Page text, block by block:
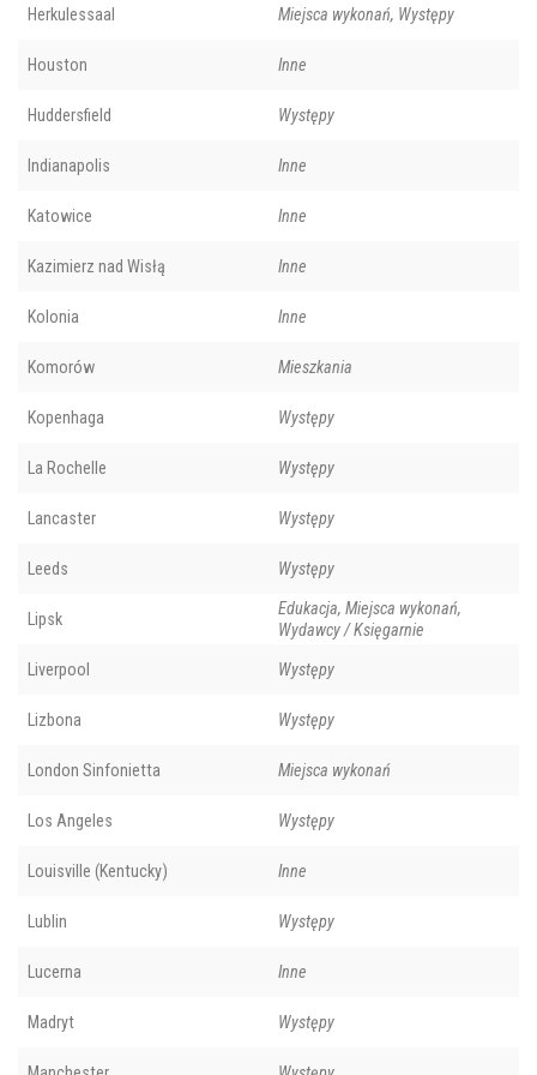
Herkulessaal Miejsca wykonań, Występy
Houston Inne
Huddersfield Występy
Indianapolis Inne
Katowice Inne
Kazimierz nad Wisłą Inne
Kolonia Inne
Komorów Mieszkania
Kopenhaga Występy
La Rochelle Występy
Lancaster Występy
Leeds Występy
Lipsk
Edukacja, Miejsca wykonań,
Wydawcy / Księgarnie
Liverpool Występy
Lizbona Występy
London Sinfonietta Miejsca wykonań
Los Angeles Występy
Louisville (Kentucky) Inne
Lublin Występy
Lucerna Inne
Madryt Występy